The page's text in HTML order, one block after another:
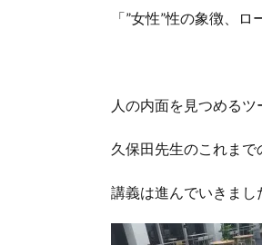
「”女性”性の象徴、
人の内面を見つめるツ
久保田先生のこれまで
講義は進んでいきまし